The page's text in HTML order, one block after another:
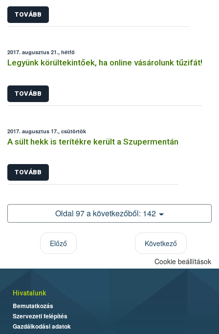
TOVÁBB
2017. augusztus 21., hétfő
Legyünk körültekintőek, ha online vásárolunk tűzifát!
TOVÁBB
2017. augusztus 17., csütörtök
A sült hekk is terítékre került a Szupermentán
TOVÁBB
Oldal 97 a következőből: 142
Előző
Következő
Cookie beállítások
Hivatalunk
Bemutatkozás
Szervezeti felépítés
Gazdálkodási adatok